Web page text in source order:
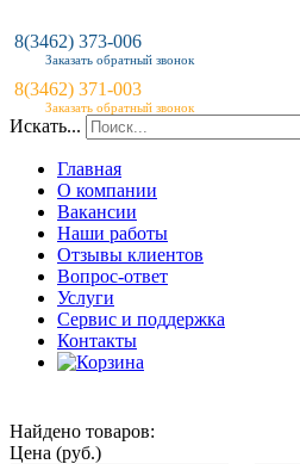
8(3462) 373-006
Заказать обратный звонок
8(3462) 371-003
Заказать обратный звонок
Искать...
Главная
О компании
Вакансии
Наши работы
Отзывы клиентов
Вопрос-ответ
Услуги
Сервис и поддержка
Контакты
Найдено товаров:
Цена (руб.)